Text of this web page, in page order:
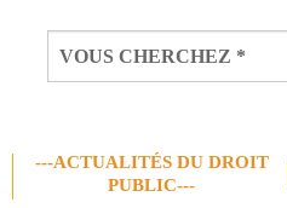
---ACTUALITÉS DU DROIT
PUBLIC---